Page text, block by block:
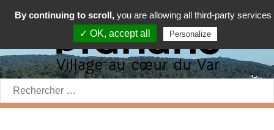
Rechercher:
By continuing to scroll, you are allowing all third-party services
✓ OK, accept all
Personalize